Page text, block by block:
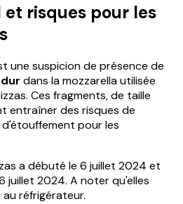
risques pour les
une suspicion de présence de
dans la mozzarella utilisée
Ces fragments, de taille
entraîner des risques de
pour les
a débuté le 6 juillet 2024 et
juillet 2024. A noter qu'elles
réfrigérateur.